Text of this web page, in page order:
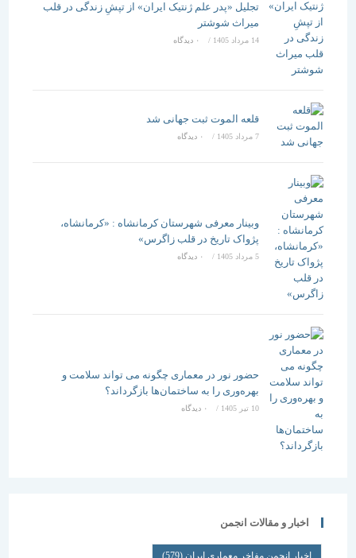
تجلیل «پدر علم ژنتیک ایران» از تپشِ زندگی در قلب
میراث شوشتر
14 مرداد 1405 / ۰ دیدگاه
قلعه الموت ثبت جهانی شد
/ ۰ دیدگاه
وبینار معرفی شهرستان کرمانشاه : «کرمانشاه،
پژواک تاریخ در قلب زاگرس»
5 مرداد 1405 / ۰ دیدگاه
حضور نور در معماری چگونه می تواند سلامت و
بهره‌وری را به ساختمان‌ها بازگرداند؟
/ ۰ دیدگاه
اخبار و مقالات انجمن
اخبار انجمن مفاخر معماری ایران (579)